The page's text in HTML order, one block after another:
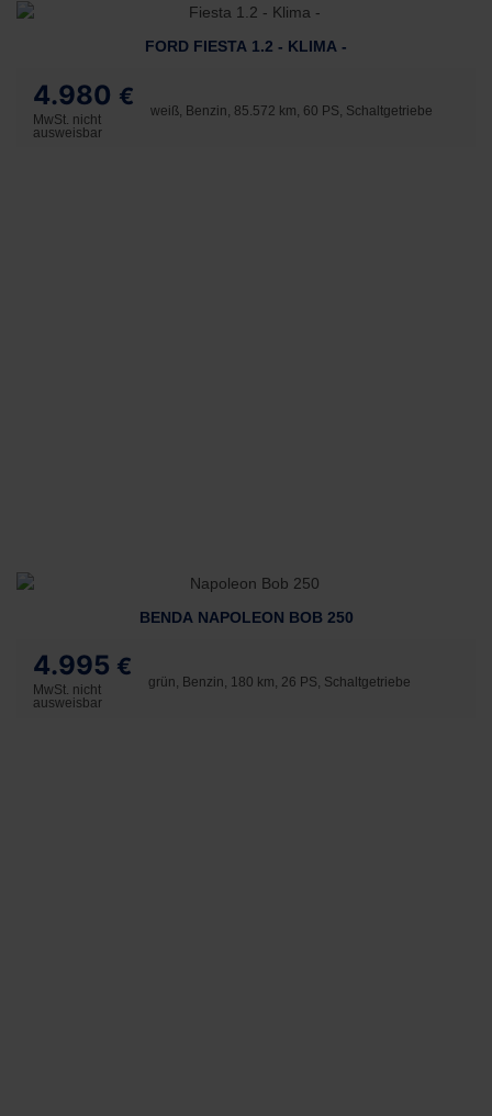
FORD FIESTA 1.2 - KLIMA -
4.980 €
MwSt. nicht
ausweisbar
weiß, Benzin, 85.572 km, 60 PS, Schaltgetriebe
BENDA NAPOLEON BOB 250
4.995 €
MwSt. nicht
ausweisbar
grün, Benzin, 180 km, 26 PS, Schaltgetriebe